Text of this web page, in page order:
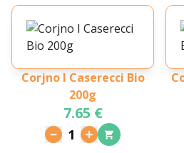
Corjno I Caserecci Bio
200g
7.65 €
1